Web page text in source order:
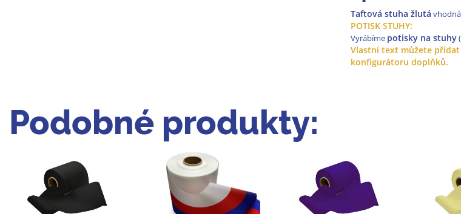
Taftová stuha žlutá
POTISK STUHY:
Vyrábíme potisky na stuhy(
Vlastní text můžete
konfigurátoru doplňků.
Podobné produkty: